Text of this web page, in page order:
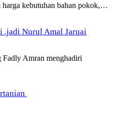
kebutuhan bahan pokok,…
Nurul Amal Jaruai
Amran menghadiri